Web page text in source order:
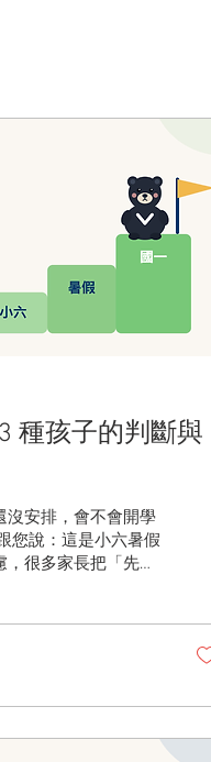
種孩子的判斷與
沒安排，會不會開學
您說：這是小六暑假
很多家長把「先修
給您，讓您做出適
怎麼判讀？三種班